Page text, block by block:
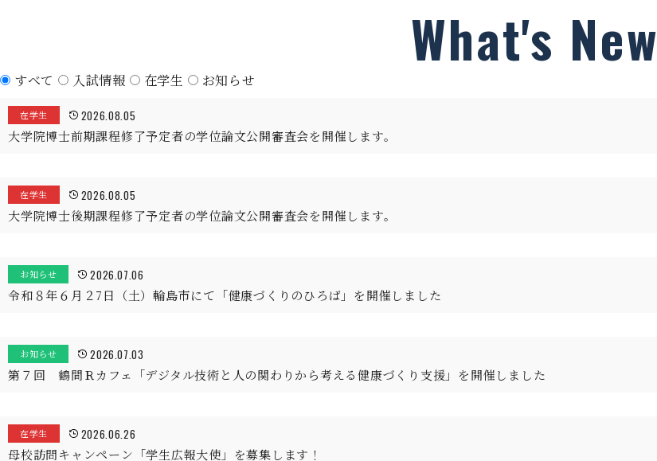
What's New
すべて 入試情報 在学生 お知らせ
在学生 2026.08.05
大学院博士前期課程修了予定者の学位論文公開審査会を開催します。
在学生 2026.08.05
大学院博士後期課程修了予定者の学位論文公開審査会を開催します。
お知らせ 2026.07.06
令和８年６月２7日（土）輪島市にて「健康づくりのひろば」を開催しました
お知らせ 2026.07.03
第７回 鶴間Ｒカフェ「デジタル技術と人の関わりから考える健康づくり支援」を開催しました
在学生 2026.06.26
母校訪問キャンペーン「学生広報大使」を募集します！